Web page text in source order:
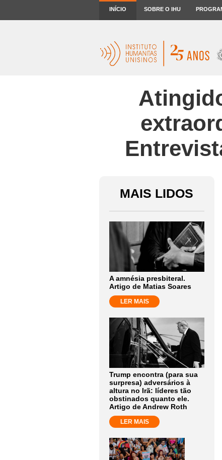
INÍCIO SOBRE O IHU
MAIS LIDOS
A amnésia presbiteral.
Artigo de Matias Soares
LER MAIS
Trump encontra (para sua
surpresa) adversários à
altura no Irã: líderes tão
obstinados quanto ele.
Artigo de Andrew Roth
LER MAIS